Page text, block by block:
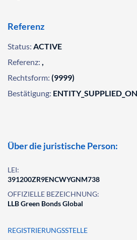
Referenz
Status: ACTIVE
Referenz: ,
Rechtsform: (9999)
Bestätigung:
Über die juristische Person:
LEI:
391200ZR9ENCWYGNM738
OFFIZIELLE BEZEICHNUNG:
LLB Green Bonds Global
REGISTRIERUNGSSTELLE